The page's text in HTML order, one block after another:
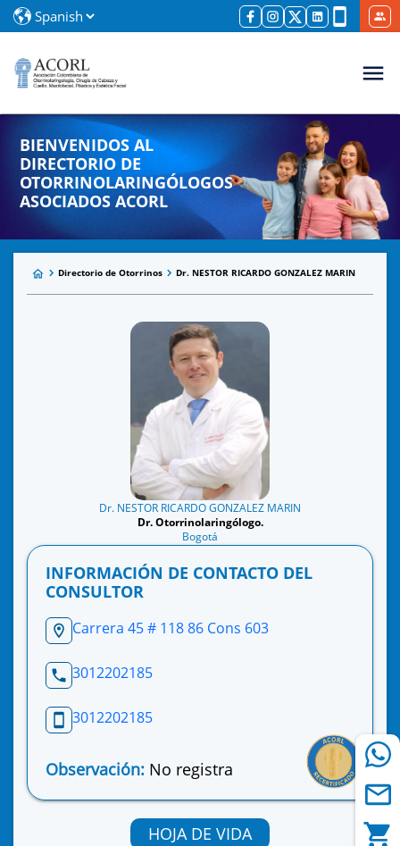
BIENVENIDOS AL
DIRECTORIO DE
OTORRINOLARINGÓLOGOS
ASOCIADOS ACORL
Directorio de Otorrinos Dr. NESTOR RICARDO GONZALEZ MARIN
Dr. NESTOR RICARDO GONZALEZ MARIN
Dr. Otorrinolaringólogo.
Bogotá
INFORMACIÓN DE CONTACTO DEL
CONSULTOR
Carrera 45 # 118 86 Cons 603
3012202185
3012202185
Observación: No registra
HOJA DE VIDA